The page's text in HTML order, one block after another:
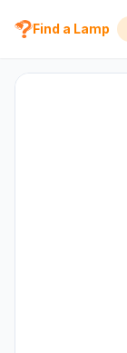
Find a Lamp